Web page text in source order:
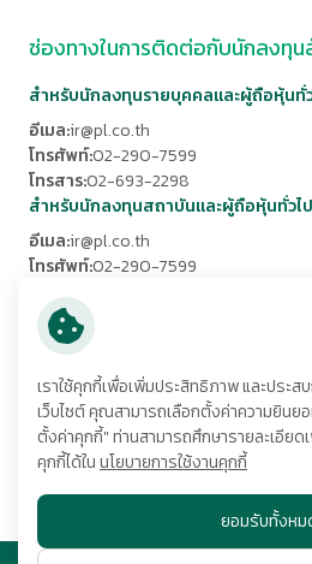
ช่องทางในการติดต่อกับนักลงทุ
สำหรับนักลงทุนรายบุคคลและผู้ถือหุ้นทั่
อีเมล:ir@pl.co.th
โทรศัพท์:02-290-7599
โทรสาร:02-693-2298
สำหรับนักลงทุนสถาบันและผู้ถือหุ้นทั่วไป
อีเมล:ir@pl.co.th
โทรศัพท์:02-290-7599
โทรสาร:
ที่อยู่:
252/6 อาคารเมืองไทยภัทรคอมเพล็กซ์ 1
แขวงห้วยขวางเขตห้วยขวาง กรุงเทพมหา
โทรศัพท์: 02-290-7575
ติดตามเรา
เราใช้คุกกี้เพื่อเพิ่มประสิทธิภาพ และประ
เว็บไซต์ คุณสามารถเลือกตั้งค่าความยินย
ตั้งค่าคุกกี้" ท่านสามารถศึกษารายละเอียด
คุกกี้ได้ในนโยบายการใช้งานคุกกี้
ยอมรับทั้งหม